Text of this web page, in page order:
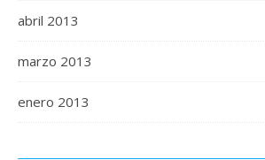
abril 2013
marzo 2013
enero 2013